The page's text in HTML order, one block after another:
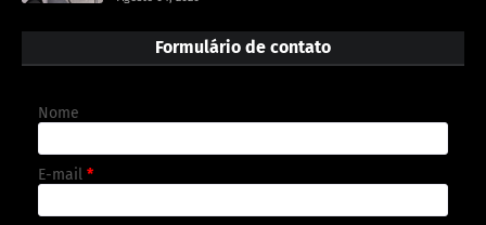
Formulário de contato
Nome
E-mail *